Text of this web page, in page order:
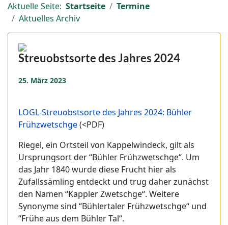
Aktuelle Seite: Startseite
Termine
Aktuelles Archiv
Streuobstsorte des Jahres 2024
25. März 2023
LOGL-Streuobstsorte des Jahres 2024: Bühler
Frühzwetschge(<PDF)
Riegel, ein Ortsteil von Kappelwindeck, gilt als
Ursprungsort der “Bühler Frühzwetschge“. Um
das Jahr 1840 wurde diese Frucht hier als
Zufallssämling entdeckt und trug daher zunächst
den Namen “Kappler Zwetschge“. Weitere
Synonyme sind “Bühlertaler Frühzwetschge“ und
“Frühe aus dem Bühler Tal“.